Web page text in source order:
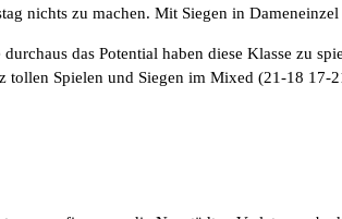
nichts zu machen. Mit Siegen in
das Potential haben diese Klasse zu
tollen Spielen und Siegen im Mixed (21-18